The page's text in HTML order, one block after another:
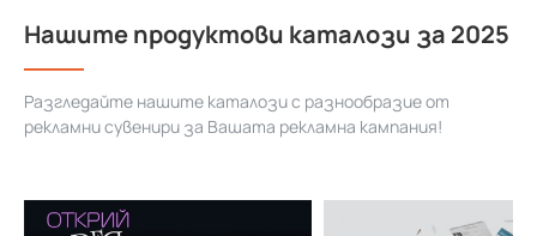
Нашите продуктови каталози за 2025
Разгледайте нашите каталози с разнообразие от
рекламни сувенири за Вашата рекламна кампания!